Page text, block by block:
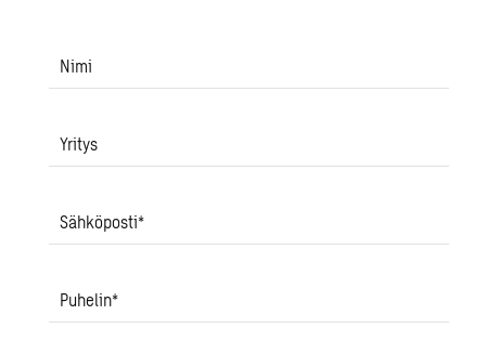
Nimi
Yritys
Sähköposti*
Puhelin*